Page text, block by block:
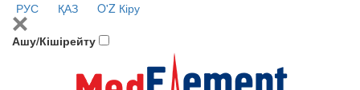
РУС ҚАЗ O'Z Кіру
Ашу/Кішірейту